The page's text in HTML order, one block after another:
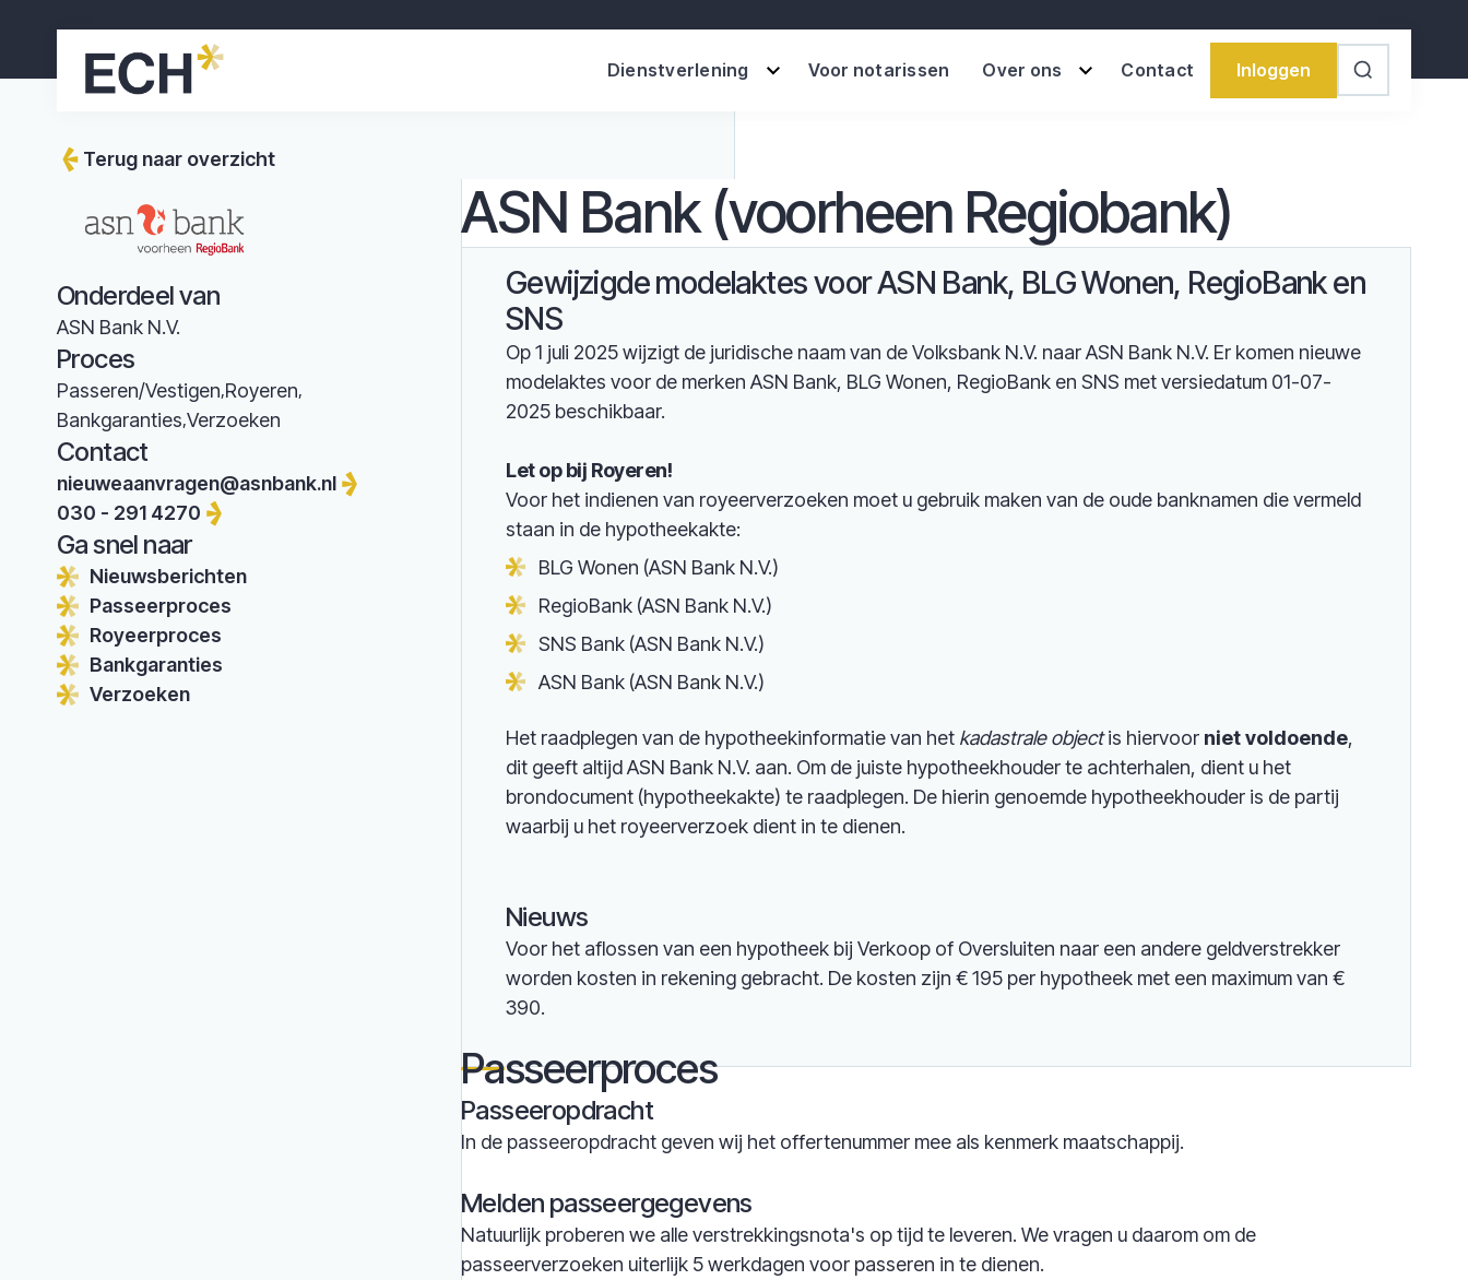
Dienstverlening Voor notarissen Over ons Contact Inloggen
Search
Terug naar overzicht
Onderdeel van
ASN Bank N.V.
Proces
Passeren/Vestigen Royeren
Bankgaranties Verzoeken
Contact
nieuweaanvragen@asnbank.nl
030 - 291 4270
Ga snel naar
Nieuwsberichten
Passeerproces
Royeerproces
Bankgaranties
Verzoeken
ASN Bank (voorheen Regiobank)
Gewijzigde modelaktes voor ASN Bank, BLG Wonen, RegioBank en
SNS
Op 1 juli 2025 wijzigt de juridische naam van de Volksbank N.V. naar ASN Bank N.V. Er komen nieuwe
modelaktes voor de merken ASN Bank, BLG Wonen, RegioBank en SNS met versiedatum 01-07-
2025 beschikbaar.
Let op bij Royeren!
Voor het indienen van royeerverzoeken moet u gebruik maken van de oude banknamen die vermeld
staan in de hypotheekakte:
BLG Wonen (ASN Bank N.V.)
RegioBank (ASN Bank N.V.)
SNS Bank (ASN Bank N.V.)
ASN Bank (ASN Bank N.V.)
Het raadplegen van de hypotheekinformatie van het kadastrale objectis hiervoor nietvoldoende,
dit geeft altijd ASN Bank N.V. aan. Om de juiste hypotheekhouder te achterhalen, dient u het
brondocument (hypotheekakte) te raadplegen. De hierin genoemde hypotheekhouder is de partij
waarbij u het royeerverzoek dient in te dienen.
Nieuws
Voor het aflossen van een hypotheek bij Verkoop of Oversluiten naar een andere geldverstrekker
worden kosten in rekening gebracht. De kosten zijn € 195 per hypotheek met een maximum van €
390.
Passeerproces
Passeeropdracht
In de passeeropdracht geven wij het offertenummer mee als kenmerk maatschappij.
Melden passeergegevens
Natuurlijk proberen we alle verstrekkingsnota's op tijd te leveren. We vragen u daarom om de
passeerverzoeken uiterlijk 5 werkdagen voor passeren in te dienen.